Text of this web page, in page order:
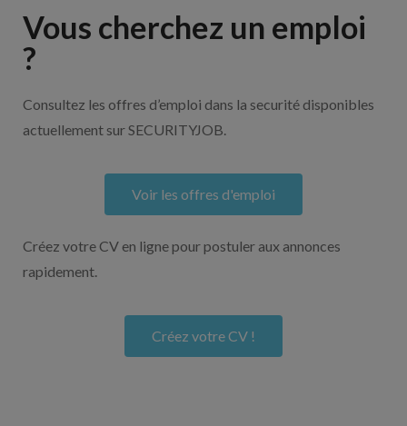
Vous cherchez un emploi
?
Consultez les offres d’emploi dans la securité disponibles
actuellement sur SECURITYJOB.
Voir les offres d'emploi
Créez votre CV en ligne pour postuler aux annonces
rapidement.
Créez votre CV !